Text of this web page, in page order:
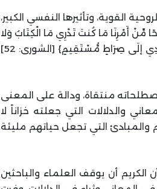
القوية، وتأثيرها النفسي الكبير،
مِّنْ أَمْرِنَا مَا كُنتَ تَدْرِي مَا الْكِتَابُ وَلا
الإيمَانُ وَلَكِن جَعَلْنَاهُ نُورًا نَّهْدِي بِهِ مَن نَّشـَـاءُ مِنْ عِبَادِنَا وَإنَّكَ لَتَهْدِي إلَى صِرَاطٍ مُّسْتَقِيمٍ} [الشورى: 52]
منتقاة، ودالة على المعنى
والدلالات التي جعلته خزاناً لا
التي تجعل حياتهم مليئة
أن يوقف العلماء والباحثين